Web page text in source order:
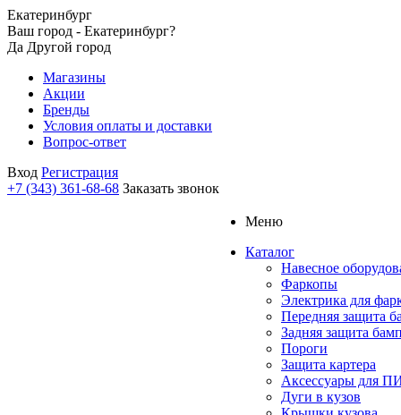
Екатеринбург
Ваш город - Екатеринбург?
Да Другой город
Магазины
Акции
Бренды
Условия оплаты и доставки
Вопрос-ответ
Вход Регистрация
+7 (343) 361-68-68 Заказать звонок
Меню
Каталог
Навесное
Фаркопы
Электрика для
Передняя защита
Задняя защита
Пороги
Защита картера
Аксессуары для
Дуги в кузов